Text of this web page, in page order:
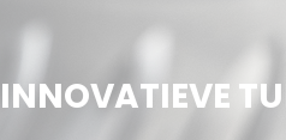
INNOVATIEVE